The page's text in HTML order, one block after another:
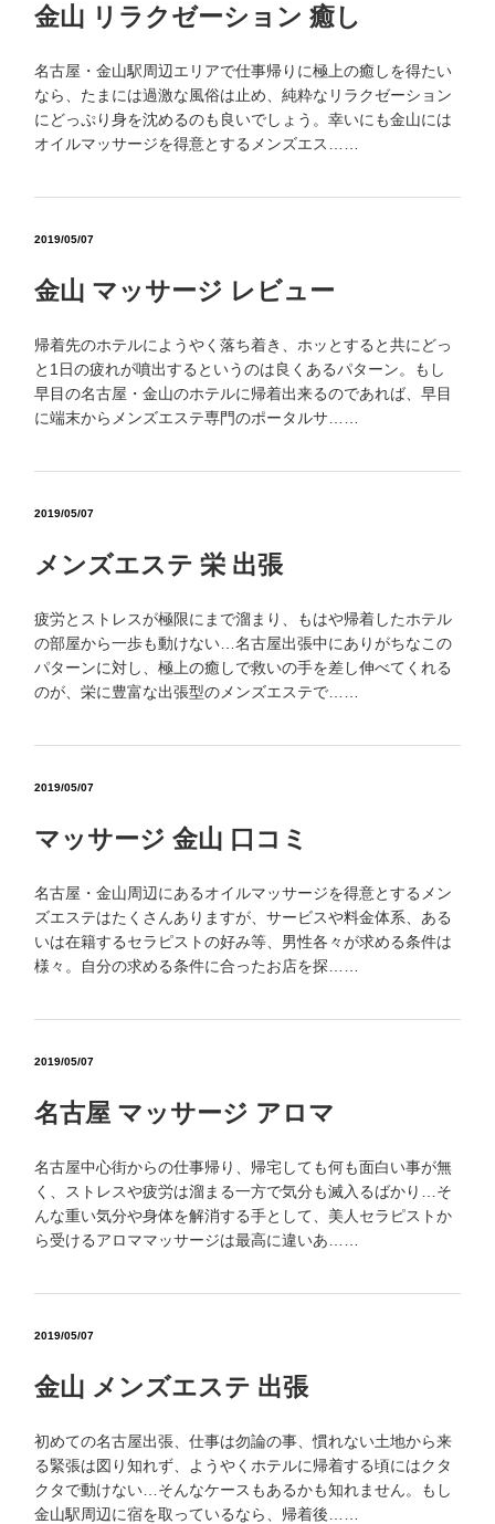
金山 リラクゼーション 癒し
名古屋・金山駅周辺エリアで仕事帰りに極上の癒しを得たい
なら、たまには過激な風俗は止め、純粋なリラクゼーション
にどっぷり身を沈めるのも良いでしょう。幸いにも金山には
オイルマッサージを得意とするメンズエス……
2019/05/07
金山 マッサージ レビュー
帰着先のホテルにようやく落ち着き、ホッとすると共にどっ
と1日の疲れが噴出するというのは良くあるパターン。もし
早目の名古屋・金山のホテルに帰着出来るのであれば、早目
に端末からメンズエステ専門のポータルサ……
2019/05/07
メンズエステ 栄 出張
疲労とストレスが極限にまで溜まり、もはや帰着したホテル
の部屋から一歩も動けない…名古屋出張中にありがちなこの
パターンに対し、極上の癒しで救いの手を差し伸べてくれる
のが、栄に豊富な出張型のメンズエステで……
2019/05/07
マッサージ 金山 口コミ
名古屋・金山周辺にあるオイルマッサージを得意とするメン
ズエステはたくさんありますが、サービスや料金体系、ある
いは在籍するセラピストの好み等、男性各々が求める条件は
様々。自分の求める条件に合ったお店を探……
2019/05/07
名古屋 マッサージ アロマ
名古屋中心街からの仕事帰り、帰宅しても何も面白い事が無
く、ストレスや疲労は溜まる一方で気分も滅入るばかり…そ
んな重い気分や身体を解消する手として、美人セラピストか
ら受けるアロママッサージは最高に違いあ……
2019/05/07
金山 メンズエステ 出張
初めての名古屋出張、仕事は勿論の事、慣れない土地から来
る緊張は図り知れず、ようやくホテルに帰着する頃にはクタ
クタで動けない…そんなケースもあるかも知れません。もし
金山駅周辺に宿を取っているなら、帰着後……